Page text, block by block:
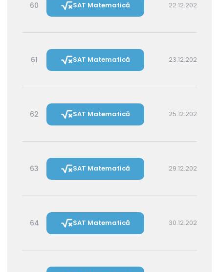
60 SAT Matematică 22.12.2026 16:00
61 SAT Matematică 23.12.2026 14:30
62 SAT Matematică 25.12.2026 16:00
63 SAT Matematică 29.12.2026 16:00
64 SAT Matematică 30.12.2026 14:30